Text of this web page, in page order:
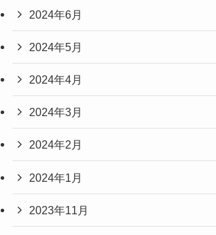
2024年6月
2024年5月
2024年4月
2024年3月
2024年2月
2024年1月
2023年11月